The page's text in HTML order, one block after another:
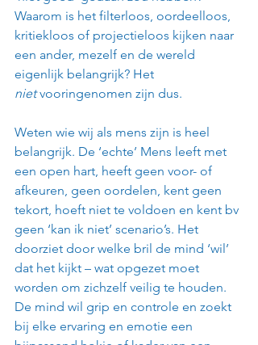
Waarom is het filterloos, oordeelloos,
kritiekloos of projectieloos kijken naar
een ander, mezelf en de wereld
eigenlijk belangrijk? Het
niet vooringenomen zijn dus.
Weten wie wij als mens zijn is heel
belangrijk. De ‘echte’ Mens leeft met
een open hart, heeft geen voor- of
afkeuren, geen oordelen, kent geen
tekort, hoeft niet te voldoen en kent bv
geen ‘kan ik niet’ scenario’s. Het
doorziet door welke bril de mind ‘wil’
dat het kijkt – wat opgezet moet
worden om zichzelf veilig te houden.
De mind wil grip en controle en zoekt
bij elke ervaring en emotie een